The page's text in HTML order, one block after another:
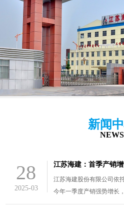
新闻
NEWS
28
2025-03
江苏海建：首季产销
江苏海建股份有限公司依
今年一季度产销强势增长，